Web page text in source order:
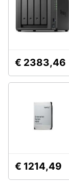
€ 2383,46
€ 1214,49